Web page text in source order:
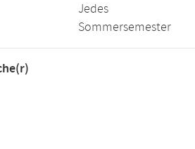
Jedes
Sommersemester